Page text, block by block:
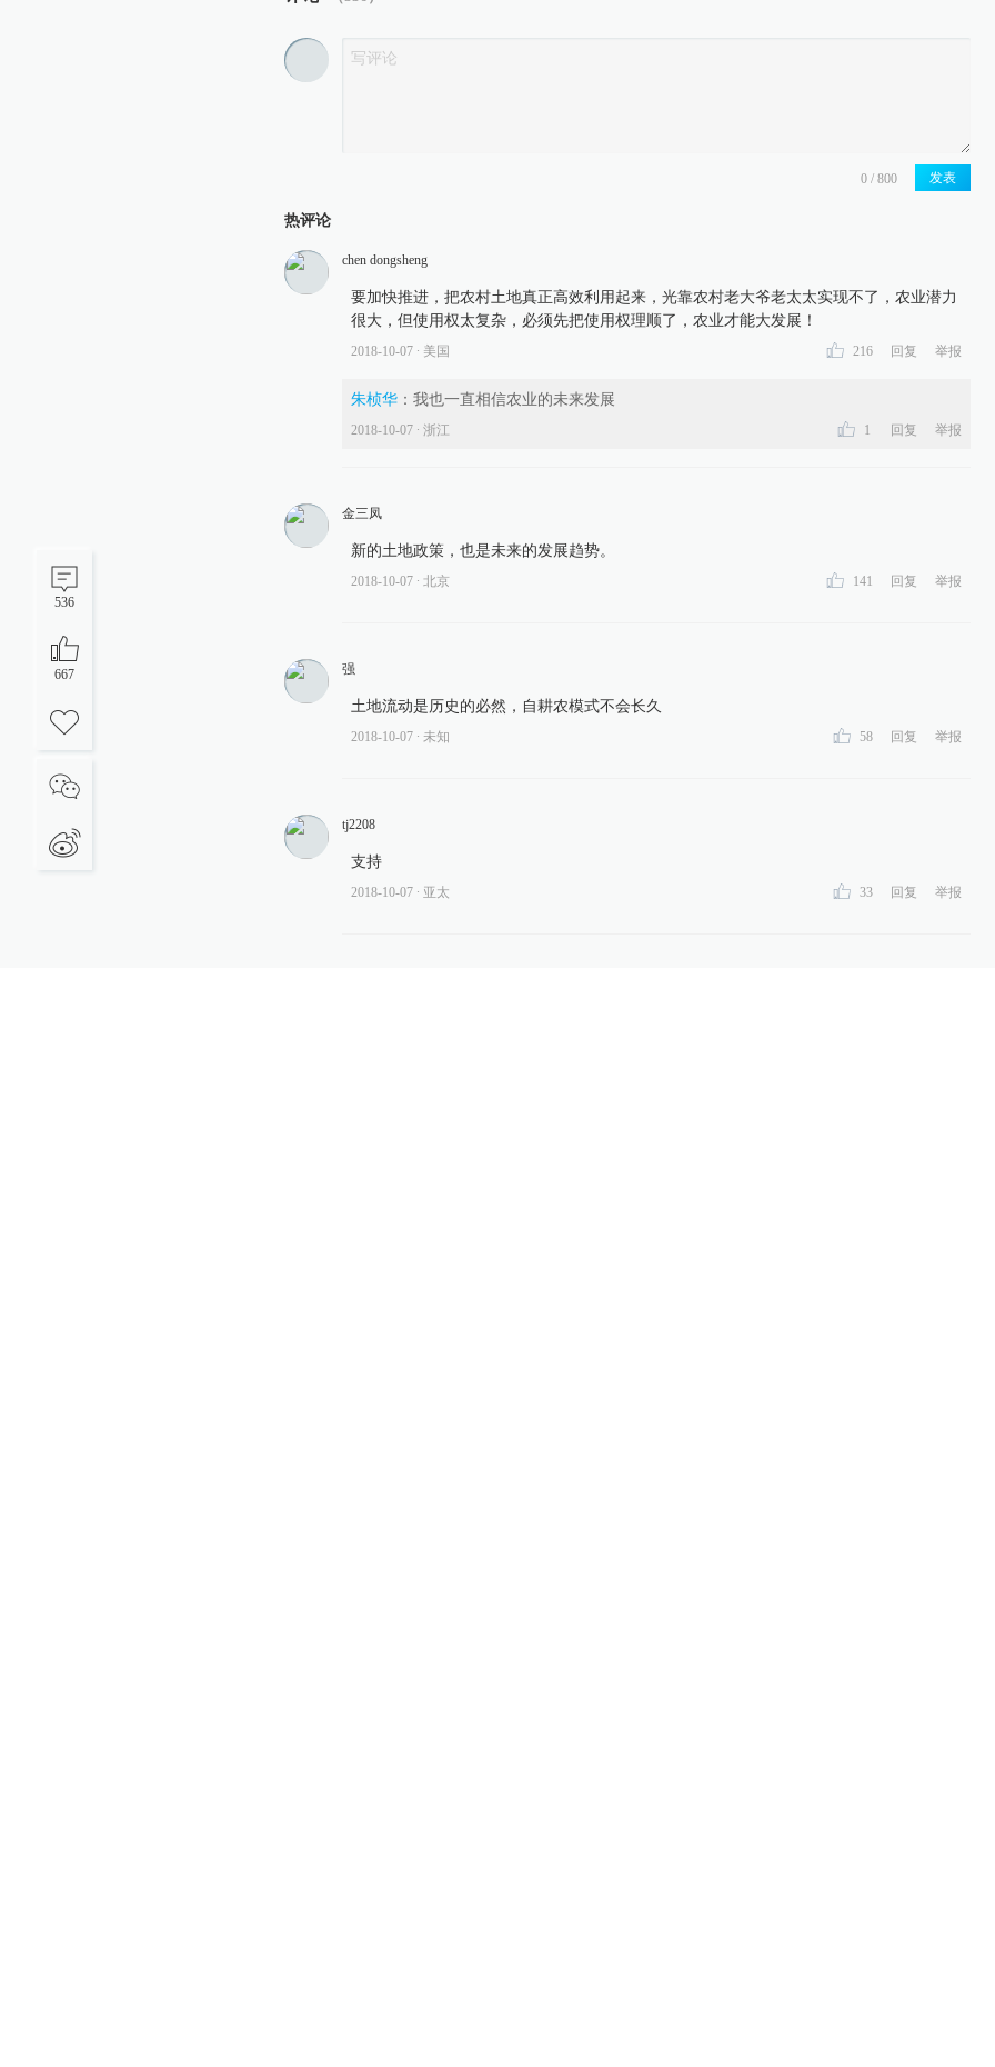
536
667
发表
热评论
chen dongsheng
要加快推进，把农村土地真正高效利用起来，光靠农村老大爷老太太实现不了，农业潜力
很大，但使用权太复杂，必须先把使用权理顺了，农业才能大发展！
2018-10-07 ∙ 美国 216 回复 举报
朱桢华 ： 我也一直相信农业的未来发展
2018-10-07 ∙ 浙江 1 回复 举报
金三凤
新的土地政策，也是未来的发展趋势。
2018-10-07 ∙ 北京 141 回复 举报
强
土地流动是历史的必然，自耕农模式不会长久
2018-10-07 ∙ 未知 58 回复 举报
tj2208
支持
2018-10-07 ∙ 亚太 33 回复 举报